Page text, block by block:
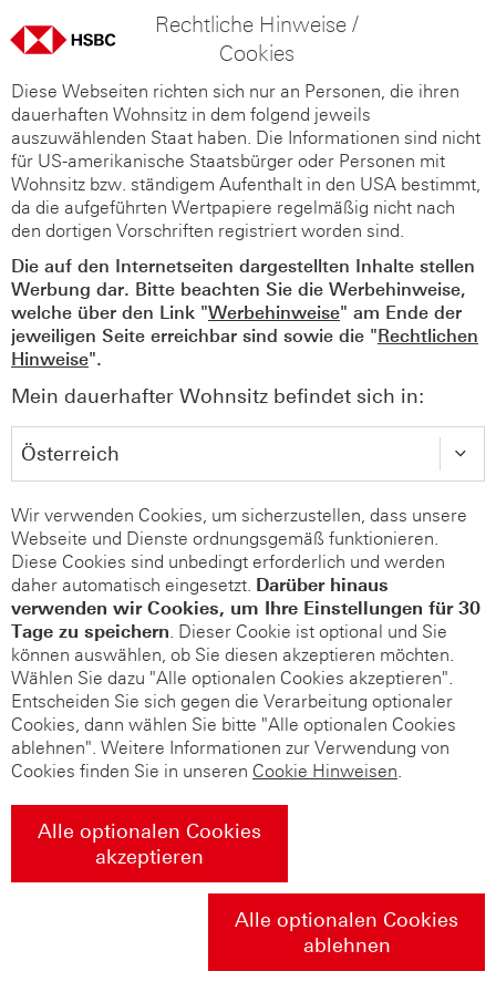
Rechtliche Hinweise /
Cookies
Diese Webseiten richten sich nur an Personen, die ihren
dauerhaften Wohnsitz in dem folgend jeweils
auszuwählenden Staat haben. Die Informationen sind nicht
für US-amerikanische Staatsbürger oder Personen mit
Wohnsitz bzw. ständigem Aufenthalt in den USA bestimmt,
da die aufgeführten Wertpapiere regelmäßig nicht nach
den dortigen Vorschriften registriert worden sind.
Die auf den Internetseiten dargestellten Inhalte stellen
Werbung dar. Bitte beachten Sie die Werbehinweise,
welche über den Link "Werbehinweise" am Ende der
jeweiligen Seite erreichbar sind sowie die "Rechtlichen
Hinweise".
Mein dauerhafter Wohnsitz befindet sich in:
Wir verwenden Cookies, um sicherzustellen, dass unsere
Webseite und Dienste ordnungsgemäß funktionieren.
Diese Cookies sind unbedingt erforderlich und werden
daher automatisch eingesetzt. Darüber hinaus
verwenden wir Cookies, um Ihre Einstellungen für 30
Tage zu speichern. Dieser Cookie ist optional und Sie
können auswählen, ob Sie diesen akzeptieren möchten.
Wählen Sie dazu "Alle optionalen Cookies akzeptieren".
Entscheiden Sie sich gegen die Verarbeitung optionaler
Cookies, dann wählen Sie bitte "Alle optionalen Cookies
ablehnen". Weitere Informationen zur Verwendung von
Cookies finden Sie in unseren Cookie Hinweisen.
Alle optionalen Cookies
akzeptieren
Alle optionalen Cookies
ablehnen